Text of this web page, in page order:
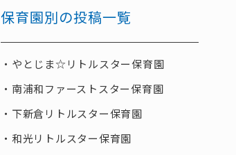
保育園別の投稿一覧
やとじま☆リトルスター保育園
南浦和ファーストスター保育園
下新倉リトルスター保育園
和光リトルスター保育園